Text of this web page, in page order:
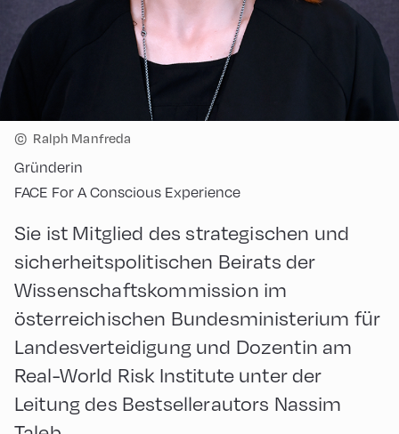
© Ralph Manfreda
Gründerin
FACE For A Conscious Experience
Sie ist Mitglied des strategischen und
sicherheitspolitischen Beirats der
Wissenschaftskommission im
österreichischen Bundesministerium für
Landesverteidigung und Dozentin am
Real-World Risk Institute unter der
Leitung des Bestsellerautors Nassim